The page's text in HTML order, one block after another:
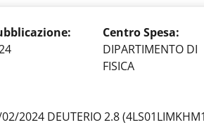
:
Centro Spesa:
DIPARTIMENTO DI
FISICA
2024 DEUTERIO 2.8